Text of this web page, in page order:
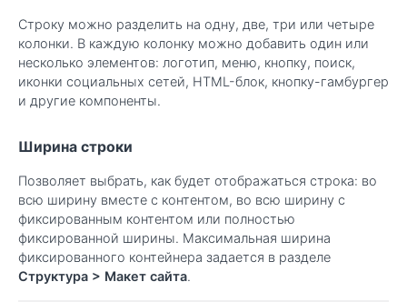
Строку можно разделить на одну, две, три или четыре
колонки. В каждую колонку можно добавить один или
несколько элементов: логотип, меню, кнопку, поиск,
иконки социальных сетей, HTML-блок, кнопку-гамбургер
и другие компоненты.
Ширина строки
Позволяет выбрать, как будет отображаться строка: во
всю ширину вместе с контентом, во всю ширину с
фиксированным контентом или полностью
фиксированной ширины. Максимальная ширина
фиксированного контейнера задается в разделе
Структура > Макет сайта.